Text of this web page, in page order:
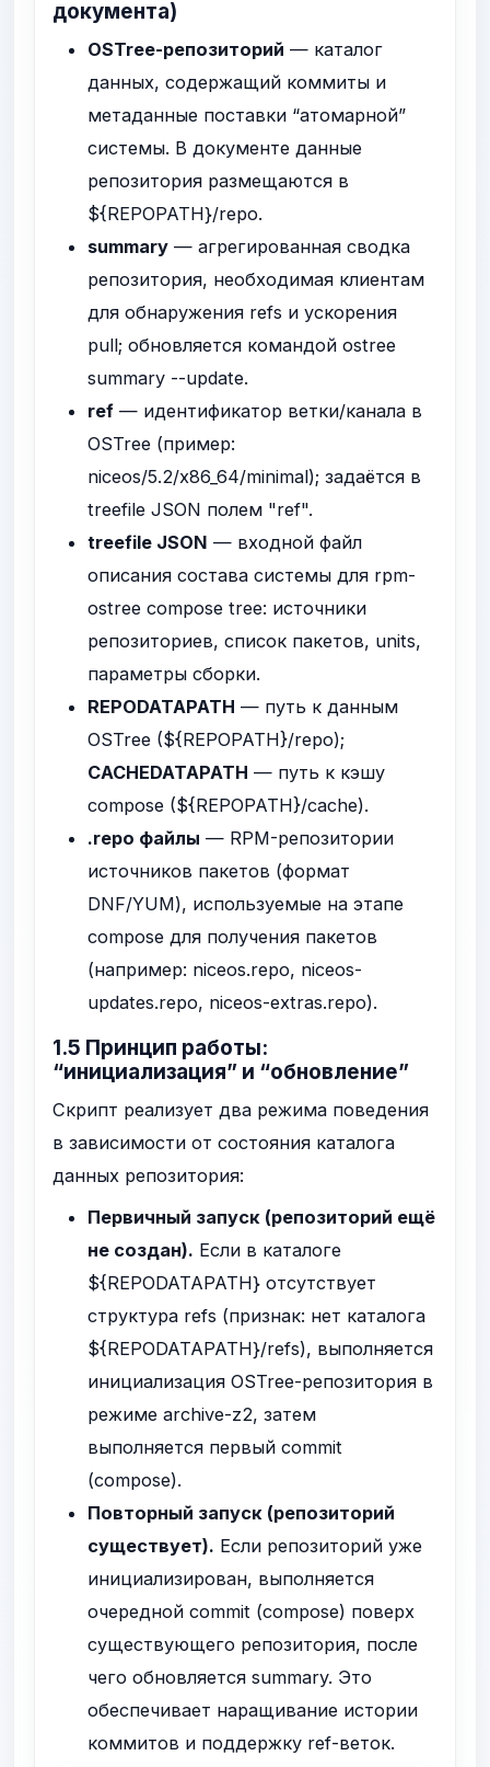
документа)
OSTree-репозиторий — каталог
данных, содержащий коммиты и
метаданные поставки “атомарной”
системы. В документе данные
репозитория размещаются в
${REPOPATH}/repo.
summary — агрегированная сводка
репозитория, необходимая клиентам
для обнаружения refs и ускорения
pull; обновляется командойostree
summary --update.
ref — идентификатор ветки/канала в
OSTree (пример:
niceos/5.2/x86_64/minimal); задаётся в
treefile JSON полем "ref".
treefile JSON — входной файл
описания состава системы для rpm-
ostree compose tree: источники
репозиториев, список пакетов, units,
параметры сборки.
REPODATAPATH — путь к данным
OSTree (${REPOPATH}/repo);
CACHEDATAPATH — путь к кэшу
compose (${REPOPATH}/cache).
.repo файлы — RPM-репозитории
источников пакетов (формат
DNF/YUM), используемые на этапе
compose для получения пакетов
(например: niceos.repo, niceos-
updates.repo, niceos-extras.repo).
1.5 Принцип работы:
“инициализация” и “обновление”
Скрипт реализует два режима поведения
в зависимости от состояния каталога
данных репозитория:
Первичный запуск (репозиторий ещё
не создан). Если в каталоге
${REPODATAPATH} отсутствует
структура refs (признак: нет каталога
${REPODATAPATH}/refs), выполняется
инициализация OSTree-репозитория в
режимеarchive-z2, затем
выполняется первый commit
(compose).
Повторный запуск (репозиторий
существует). Если репозиторий уже
инициализирован, выполняется
очередной commit (compose) поверх
существующего репозитория, после
чего обновляетсяsummary. Это
обеспечивает наращивание истории
коммитов и поддержку ref-веток.